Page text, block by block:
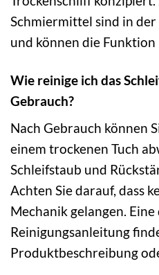
Schmiermittel sind in
und können die
Wie reinige ich das
Gebrauch?
Nach Gebrauch können
einem trockenen Tuch
Schleifstaub und
Achten Sie darauf, dass
Mechanik gelangen.
Reinigungsanleitung
Produktbeschreibung